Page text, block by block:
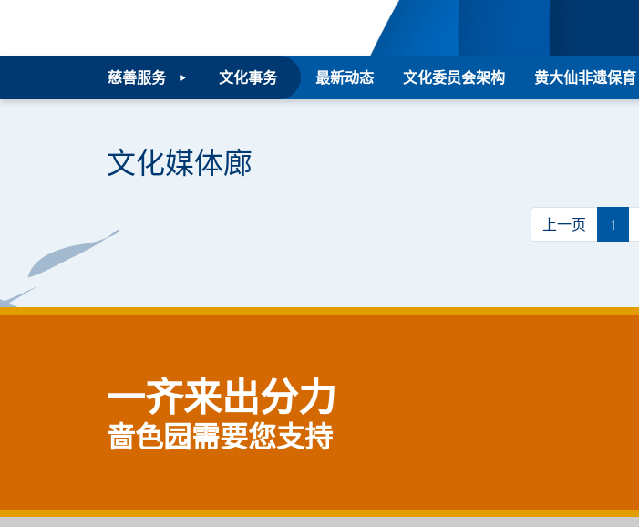
慈善服务 文化事务 最新动态 文化委员会架构 黄大仙非遗保育
文化媒体廊
上一页 1
一齐来出分力
啬色园需要您支持